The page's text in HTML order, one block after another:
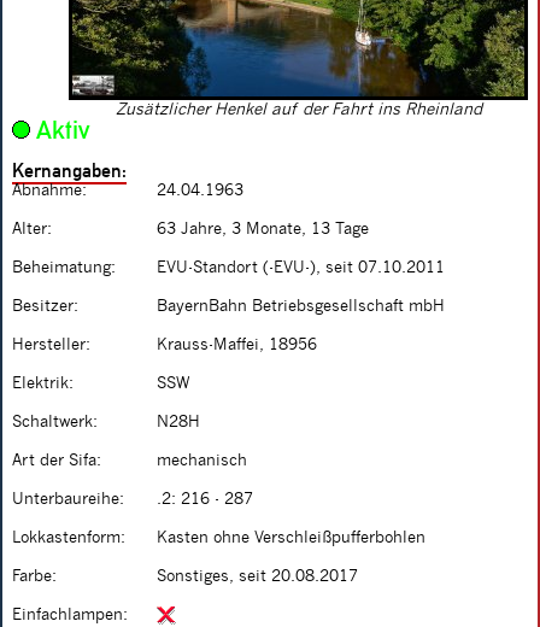
Zusätzlicher Henkel auf der Fahrt ins Rheinland
Aktiv
Kernangaben:
Abnahme: 24.04.1963
Alter: 63 Jahre, 3 Monate, 13 Tage
Beheimatung: EVU-Standort (-EVU-), seit 07.10.2011
Besitzer: BayernBahn Betriebsgesellschaft mbH
Hersteller: Krauss-Maffei, 18956
Elektrik: SSW
Schaltwerk: N28H
Art der Sifa: mechanisch
Unterbaureihe: .2: 216 - 287
Lokkastenform: Kasten ohne Verschleißpufferbohlen
Farbe: Sonstiges, seit 20.08.2017
Einfachlampen: